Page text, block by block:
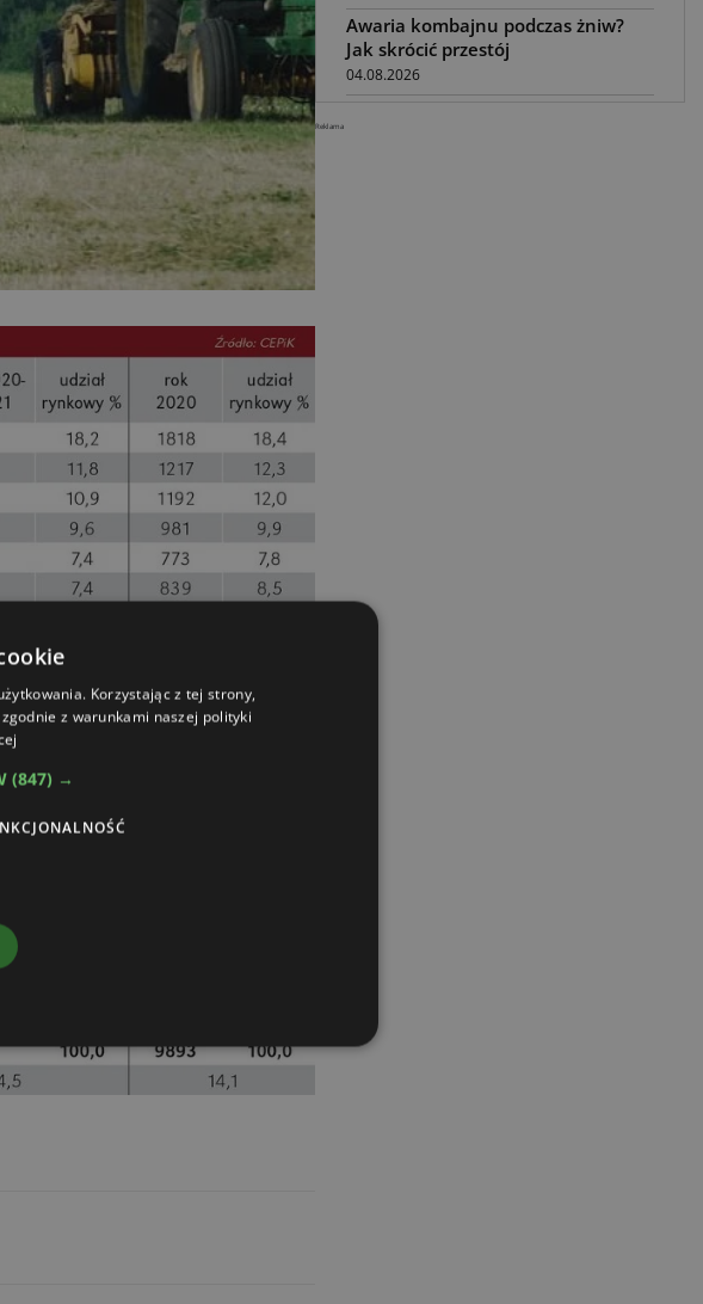
Awaria kombajnu podczas żniw?
Jak skrócić przestój
04.08.2026
plantacji
Reklama
Korzystając z tej strony,
z warunkami naszej polityki
(847) →